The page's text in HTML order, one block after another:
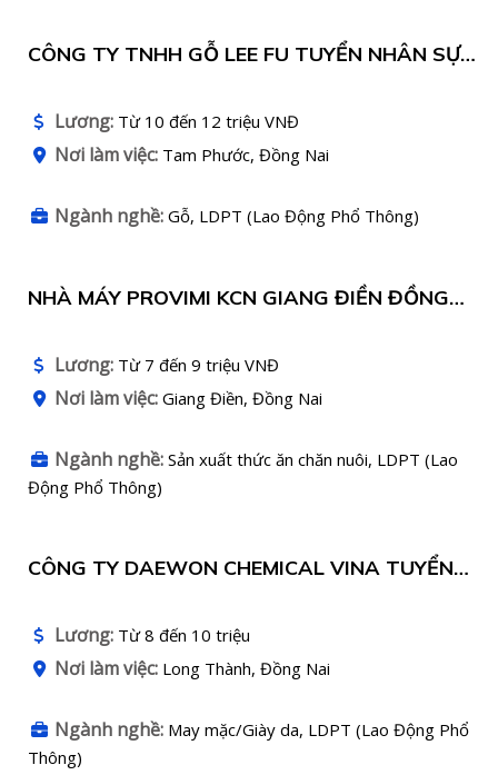
CÔNG TY TNHH GỖ LEE FU TUYỂN NHÂN SỰ
Lương: Từ 10 đến 12 triệu VNĐ
Nơi làm việc: Tam Phước, Đồng Nai
Ngành nghề: Gỗ, LDPT (Lao Động Phổ Thông)
NHÀ MÁY PROVIMI KCN GIANG ĐIỀN ĐỒNG
Lương: Từ 7 đến 9 triệu VNĐ
Nơi làm việc: Giang Điền, Đồng Nai
Ngành nghề: Sản xuất thức ăn chăn nuôi, LDPT (Lao
Động Phổ Thông)
CÔNG TY DAEWON CHEMICAL VINA TUYỂN
Lương: Từ 8 đến 10 triệu
Nơi làm việc: Long Thành, Đồng Nai
Ngành nghề: May mặc/Giày da, LDPT (Lao Động Phổ
Thông)